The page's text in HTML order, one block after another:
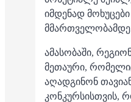
იმდენად
ამასობაში,
მეთაური,
აღადგინონ
კონკურსისთვის,